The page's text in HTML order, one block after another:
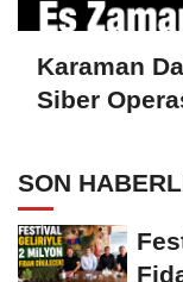
Karaman
Siber
SON